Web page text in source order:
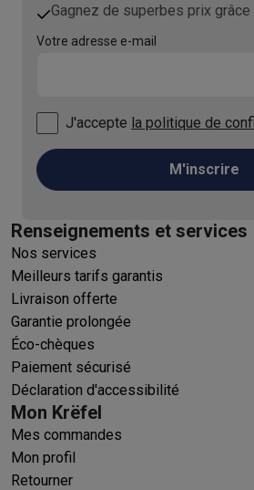
Gagnez de superbes prix grâce
Votre adresse e-mail
J'accepte la politique de
M'inscrire
Renseignements et services
Nos services
Meilleurs tarifs garantis
Livraison offerte
Garantie prolongée
Éco-chèques
Paiement sécurisé
Déclaration d'accessibilité
Mon Krëfel
Mes commandes
Mon profil
Retourner